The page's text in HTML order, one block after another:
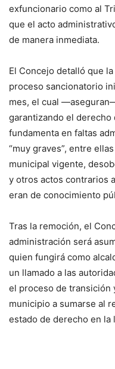
exfuncionario como al
que el acto
de manera inmediata.
El Concejo detalló que
proceso sancionatorio
mes, el cual
garantizando el derecho
fundamenta en faltas
“muy graves”, entre
municipal vigente,
y otros actos contrarios
eran de conocimiento
Tras la remoción, el
administración será
quien fungirá como
un llamado a las
el proceso de transición
municipio a sumarse al
estado de derecho en la